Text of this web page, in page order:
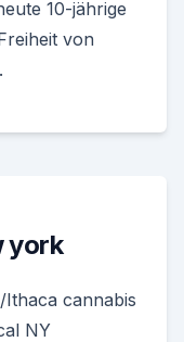
10-jährige
von
york
cannabis
NY